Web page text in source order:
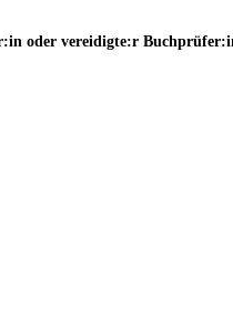
oder vereidigte:r